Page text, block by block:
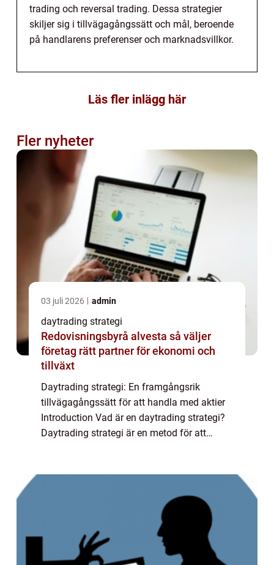
trading och reversal trading. Dessa strategier
skiljer sig i tillvägagångssätt och mål, beroende
på handlarens preferenser och marknadsvillkor.
Läs fler inlägg här
Fler nyheter
03 juli 2026 admin
daytrading strategi
Redovisningsbyrå alvesta så väljer
företag rätt partner för ekonomi och
tillväxt
Daytrading strategi: En framgångsrik
tillvägagångssätt för att handla med aktier
Introduction Vad är en daytrading strategi?
Daytrading strategi är en metod för att